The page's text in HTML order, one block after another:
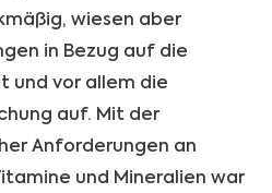
wiesen aber
in Bezug auf die
und vor allem die
auf. Mit der
Anforderungen an
und Mineralien war